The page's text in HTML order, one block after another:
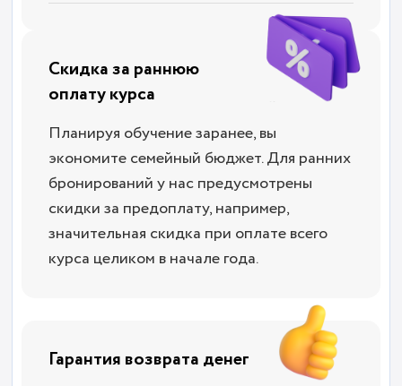
Скидка за раннюю
оплату курса
Планируя обучение заранее, вы
экономите семейный бюджет. Для ранних
бронирований у нас предусмотрены
скидки за предоплату, например,
значительная скидка при оплате всего
курса целиком в начале года.
Гарантия возврата денег